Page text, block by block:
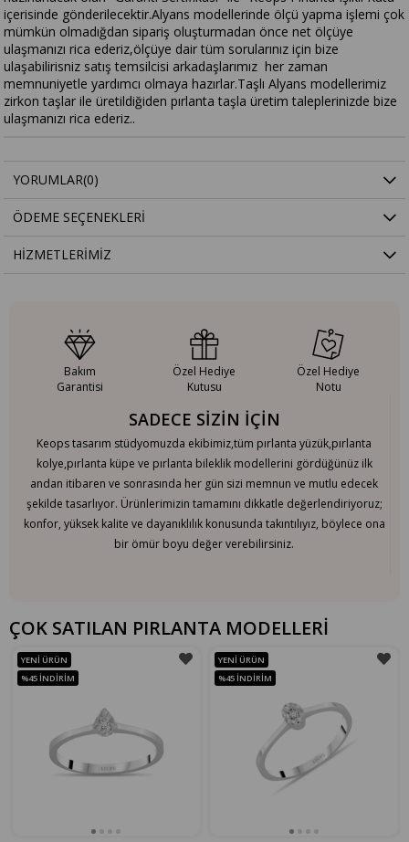
içerisinde gönderilecektir.Alyans modellerinde ölçü yapma işlemi çok
mümkün olmadığdan sipariş oluşturmadan önce net ölçüye
ulaşmanızı rica ederiz,ölçüye dair tüm sorularınız için bize
ulaşabilirisniz satış temsilcisi arkadaşlarımız her zaman
memnuniyetle yardımcı olmaya hazırlar.Taşlı Alyans modellerimiz
zirkon taşlar ile üretildiğiden pırlanta taşla üretim taleplerinizde bize
ulaşmanızı rica ederiz..
YORUMLAR(0)
ÖDEME SEÇENEKLERI
HIZMETLERIMIZ
SADECE SİZİN İÇİN
Keops tasarım stüdyomuzda ekibimiz,tüm pırlanta yüzük,pırlanta
kolye,pırlanta küpe ve pırlanta bileklik modellerini gördüğünüz ilk
andan itibaren ve sonrasında her gün sizi memnun ve mutlu edecek
şekilde tasarlıyor. Ürünlerimizin tamamını dikkatle değerlendiriyoruz;
konfor, yüksek kalite ve dayanıklılık konusunda takıntılıyız, böylece ona
bir ömür boyu değer verebilirsiniz.
Bakım
Garantisi
Özel Hediye
Kutusu
Özel Hediye
Notu
ÇOK SATILAN PIRLANTA MODELLERİ
YENI ÜRÜN
%45 İNDIRIM
YENI ÜRÜN
%45 İNDIRIM